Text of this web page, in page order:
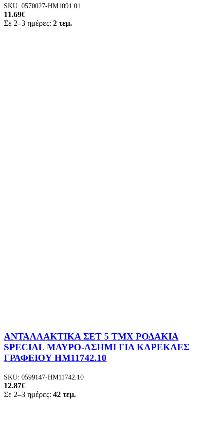
SKU: 0570027-HM1091.01
11.69€
Σε 2–3 ημέρες: 2 τεμ.
ΑΝΤΑΛΛΑΚΤΙΚΑ ΣΕΤ 5 ΤΜΧ ΡΟΔΑΚΙΑ
SPECIAL ΜΑΥΡΟ-ΑΣΗΜΙ ΓΙΑ ΚΑΡΕΚΛΕΣ
ΓΡΑΦΕΙΟΥ HM11742.10
SKU: 0599147-HM11742.10
12.87€
Σε 2–3 ημέρες: 42 τεμ.